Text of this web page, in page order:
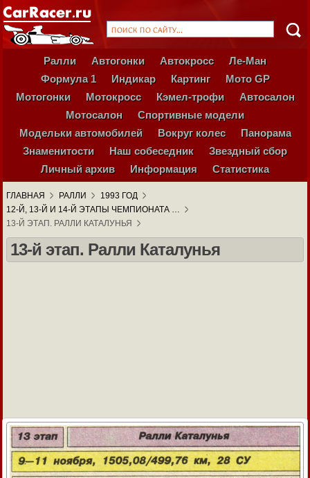
Ралли Автогонки Автокросс
Ле-Ман
Формула 1
Индикар Картинг
Мото GP
Мотогонки
Мотокросс Кэмел-трофи
Автосалон
Мотосалон
Спортивные модели
Модельки автомобилей
Вокруг колес
Панорама
Знаменитости
Наш собеседник
Звездный сбор
Личный архив
Информация Статистика
ГЛАВНАЯ РАЛЛИ
1993 ГОД
12-Й, 13-Й И 14-Й ЭТАПЫ ЧЕМПИОНАТА …
13-Й ЭТАП. РАЛЛИ КАТАЛУНЬЯ
13-й этап. Ралли Каталунья